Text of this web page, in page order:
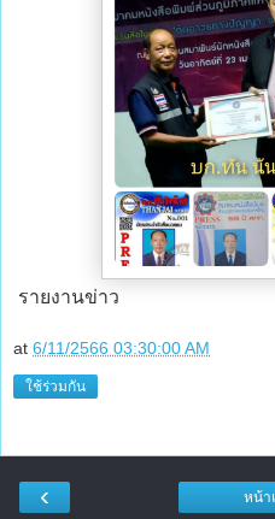
รายงานข่าว
at 6/11/2566 03:30:00 AM
ใช้ร่วมกัน
‹ หน้า